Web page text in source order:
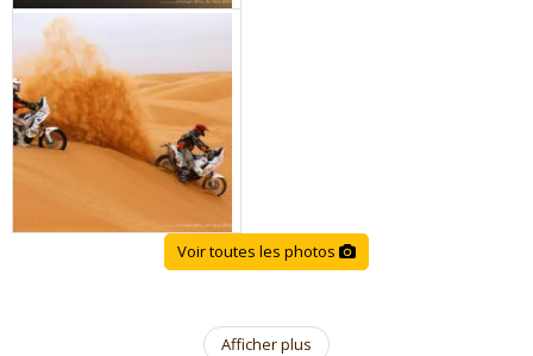
Voir toutes les photos
Afficher plus